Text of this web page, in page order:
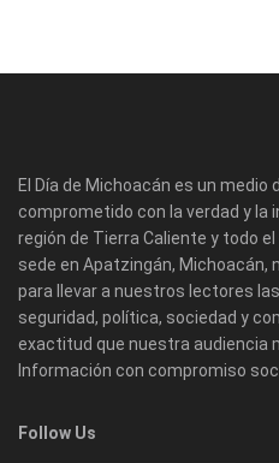
El Día de Michoacán es un medio
comprometido con la verdad y la
región de Tierra Caliente y todo
sede en Apatzingán, Michoacán,
para llevar a nuestros lectores
seguridad, política, sociedad y
exactitud que nuestra audiencia
Información con compromiso
Follow Us